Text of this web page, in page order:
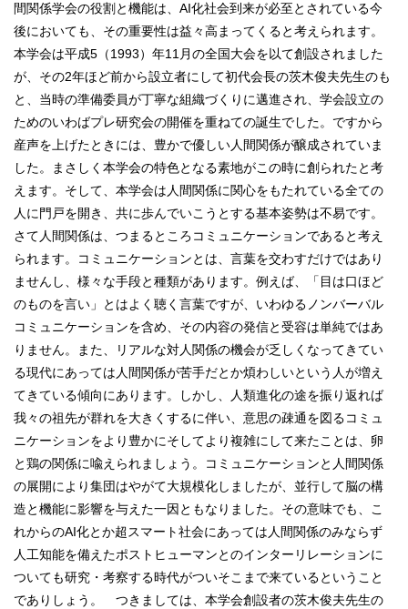
間関係学会の役割と機能は、AI化社会到来が必至とされている今
後においても、その重要性は益々高まってくると考えられます。
本学会は平成5（1993）年11月の全国大会を以て創設されました
が、その2年ほど前から設立者にして初代会長の茨木俊夫先生のも
と、当時の準備委員が丁寧な組織づくりに邁進され、学会設立の
ためのいわばプレ研究会の開催を重ねての誕生でした。ですから
産声を上げたときには、豊かで優しい人間関係が醸成されていま
した。まさしく本学会の特色となる素地がこの時に創られたと考
えます。そして、本学会は人間関係に関心をもたれている全ての
人に門戸を開き、共に歩んでいこうとする基本姿勢は不易です。
さて人間関係は、つまるところコミュニケーションであると考え
られます。コミュニケーションとは、言葉を交わすだけではあり
ませんし、様々な手段と種類があります。例えば、「目は口ほど
のものを言い」とはよく聴く言葉ですが、いわゆるノンバーバル
コミュニケーションを含め、その内容の発信と受容は単純ではあ
りません。また、リアルな対人関係の機会が乏しくなってきてい
る現代にあっては人間関係が苦手だとか煩わしいという人が増え
てきている傾向にあります。しかし、人類進化の途を振り返れば
我々の祖先が群れを大きくするに伴い、意思の疎通を図るコミュ
ニケーションをより豊かにそしてより複雑にして来たことは、卵
と鶏の関係に喩えられましょう。コミュニケーションと人間関係
の展開により集団はやがて大規模化しましたが、並行して脳の構
造と機能に影響を与えた一因ともなりました。その意味でも、こ
れからのAI化とか超スマート社会にあっては人間関係のみならず
人工知能を備えたポストヒューマンとのインターリレーションに
ついても研究・考察する時代がついそこまで来ているということ
でありしょう。 つきましては、本学会創設者の茨木俊夫先生の